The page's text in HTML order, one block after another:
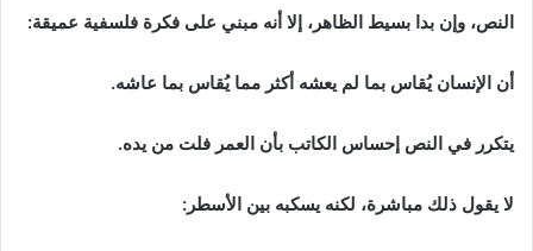
النص، وإن بدا بسيط الظاهر، إلا أنه مبني على فكرة فلسفية عميقة:
أن الإنسان يُقاس بما لم يعشه أكثر مما يُقاس بما عاشه.
يتكرر في النص إحساس الكاتب بأن العمر فلت من يده.
لا يقول ذلك مباشرة، لكنه يسكبه بين الأسطر: